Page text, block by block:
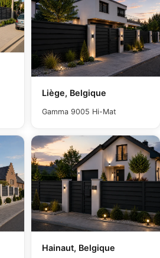
Liège, Belgique
Gamma 9005 Hi-Mat
Hainaut, Belgique